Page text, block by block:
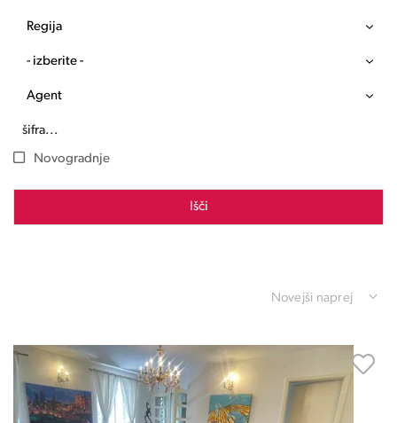
Regija
- izberite -
Agent
Novogradnje
Išči
Novejši naprej